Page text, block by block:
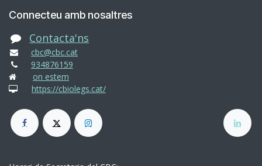
Connecteu amb nosaltres
Contacta'ns
cbc@cbc.cat
934876159
on estem
https://cbiolegs.cat/